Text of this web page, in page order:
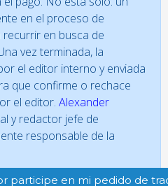
en el proceso de
en busca de
vez terminada, la
el editor interno y enviada
que confirme o rechace
el editor. Alexander
y redactor jefe de
responsable de la
participe en mi pedido de